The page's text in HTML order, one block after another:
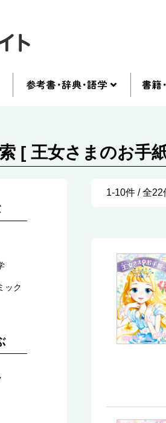
[ 王女さまのお手
ック
1-10件 / 全22